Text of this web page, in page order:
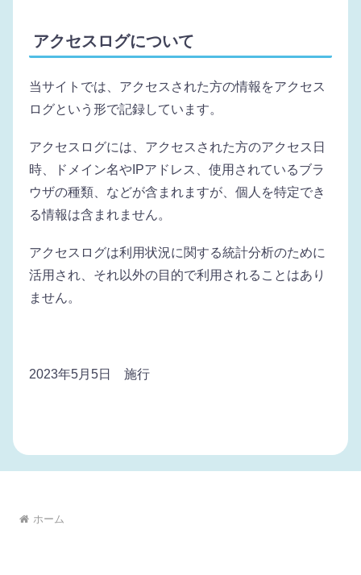
アクセスログについて
当サイトでは、アクセスされた方の情報をアクセス
ログという形で記録しています。
アクセスログには、アクセスされた方のアクセス日
時、ドメイン名やIPアドレス、使用されているブラ
ウザの種類、などが含まれますが、個人を特定でき
る情報は含まれません。
アクセスログは利用状況に関する統計分析のために
活用され、それ以外の目的で利用されることはあり
ません。
2023年5月5日 施行
ホーム